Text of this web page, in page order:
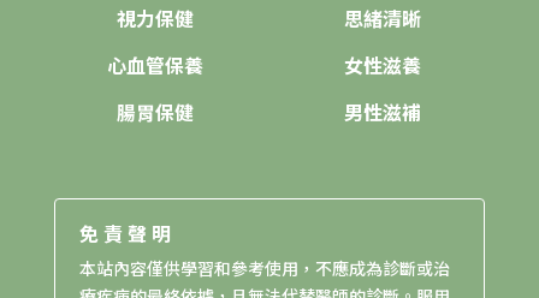
視力保健
心血管保養
腸胃保健
思緒清晰
女性滋養
男性滋補
免責聲明
本站內容僅供學習和參考使用，不應成為診斷或治